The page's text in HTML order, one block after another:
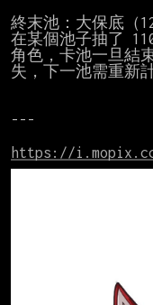
終末池：大保底（
在某個池子抽了
角色，卡池一旦結
失，下一池需重新
---
https://i.mopix.cc/